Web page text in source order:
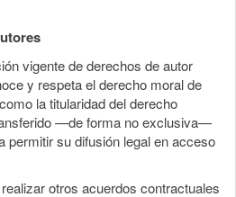
vigente de derechos de autor
y respeta el derecho moral de
la titularidad del derecho
—de forma no exclusiva—
permitir su difusión legal en acceso
otros acuerdos contractuales